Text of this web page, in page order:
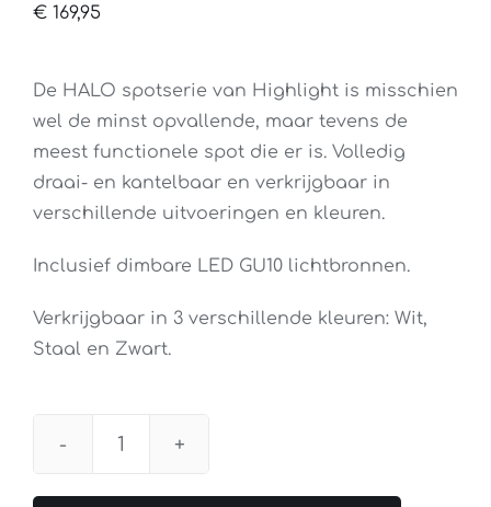
€ 169,95
De HALO spotserie van Highlight is misschien
wel de minst opvallende, maar tevens de
meest functionele spot die er is. Volledig
draai- en kantelbaar en verkrijgbaar in
verschillende uitvoeringen en kleuren.
Inclusief dimbare LED GU10 lichtbronnen.
Verkrijgbaar in 3 verschillende kleuren: Wit,
Staal en Zwart.
Spot